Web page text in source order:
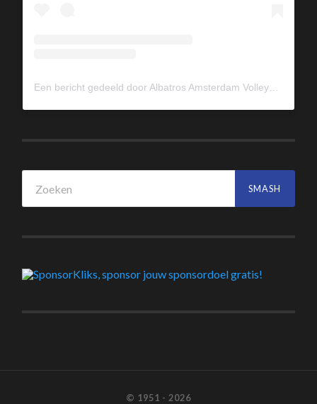
Een bericht gedeeld door Albatros Amsterdam Volleybal (@albavolley)
© 1951 - 2026